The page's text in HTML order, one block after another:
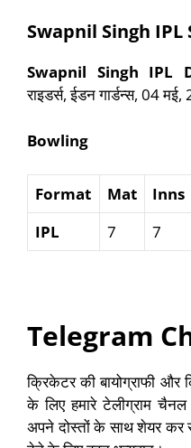
Swapnil Singh IPL
Swapnil Singh IPL
राइडर्स, ईडन गार्डन्स, 04
Bowling
Format Mat Inns
IPL
7 7
Telegram
क्रिकेटर की बायोग्राफी
के लिए हमारेटेलीग्राम चैनल
अपने दोस्तों के साथ शेयर कर